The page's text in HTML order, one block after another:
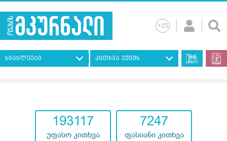
სიახლეები კითხვა ექიმს
193117
უფასო კითხვა
7247
ფასიანი კითხვა